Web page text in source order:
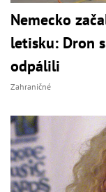
Nemecko
letisku: Dron
odpálili
Zahraničné